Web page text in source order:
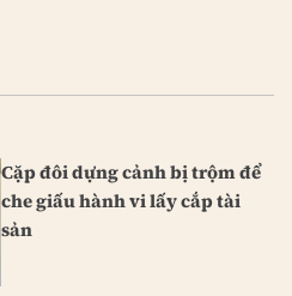
Cặp đôi dựng cảnh bị trộm để
che giấu hành vi lấy cắp tài
sản